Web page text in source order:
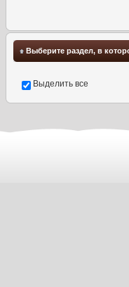
Выберите раздел, в
Выделить все